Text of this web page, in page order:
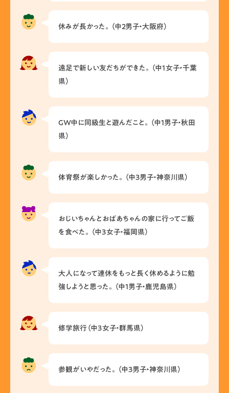
休みが長かった。（中2男子・大阪府）
遠足で新しい友だちができた。（中1女子・千葉
県）
GW中に同級生と遊んだこと。（中1男子・秋田
県）
体育祭が楽しかった。（中3男子・神奈川県）
おじいちゃんとおばあちゃんの家に行ってご飯
を食べた。（中3女子・福岡県）
大人になって連休をもっと長く休めるように勉
強しようと思った。（中1男子・鹿児島県）
修学旅行（中3女子・群馬県）
参観がいやだった。（中3男子・神奈川県）